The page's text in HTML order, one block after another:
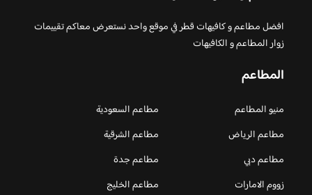
افضل مطاعم و كافيهات قطر في موقع واحد نستعرض معاكم تقييمات
زوار المطاعم و الكافيهات
المطاعم
منيو المطاعم
مطاعم السعودية
مطاعم الرياض
مطاعم الشرقية
مطاعم دبي
مطاعم جدة
زووم الامارات
مطاعم الخليج